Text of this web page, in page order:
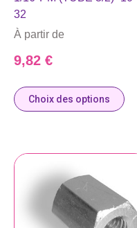
32
À partir de
9,82 €
Choix des options